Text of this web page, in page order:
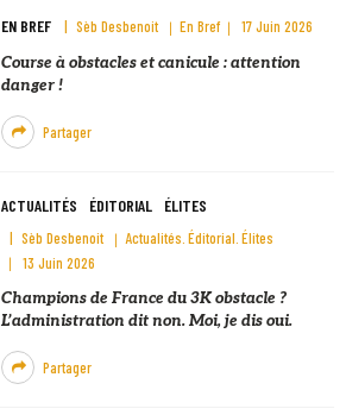
EN BREF Sèb Desbenoit En Bref
17 Juin 2026
Course à obstacles et canicule : attention
danger !
Partager
ACTUALITÉS ÉDITORIAL ÉLITES
Sèb Desbenoit Actualités Éditorial Élites
13 Juin 2026
Champions de France du 3K obstacle ?
L’administration dit non. Moi, je dis oui.
Partager